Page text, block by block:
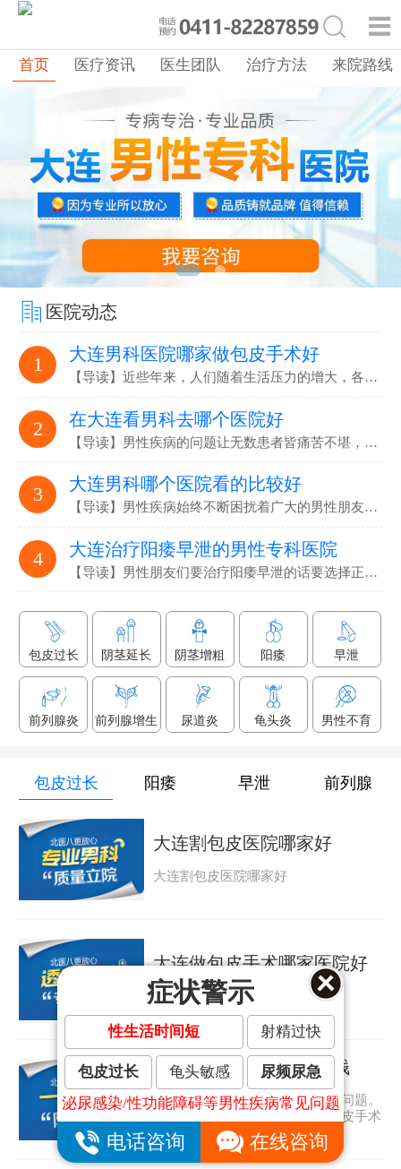
首页 医疗资讯 医生团队 治疗方法 来院路线
医院动态
1 大连男科医院哪家做包皮手术好
【导读】近些年来，人们随着生活压力的增大，各…
2 在大连看男科去哪个医院好
【导读】男性疾病的问题让无数患者皆痛苦不堪，要选…
3 大连男科哪个医院看的比较好
【导读】男性疾病始终不断困扰着广大的男性朋友们，解决男性疾病…
4 大连治疗阳痿早泄的男性专科医院
【导读】男性朋友们要治疗阳痿早泄的话要选择正规专业的男科医院…
包皮过长 阴茎延长 阴茎增粗 阳痿 早泄
前列腺炎 前列腺增生 尿道炎 龟头炎 男性不育
包皮过长 阳痿 早泄 前列腺
大连割包皮医院哪家好
大连割包皮医院哪家好
大连做包皮手术哪家医院好
大连做包皮手术哪家医院好
大连割包皮手术要多少钱
包皮过长是许多男人都会遇到的问题。
那包皮怎么会太长呢？大连割包皮手术
要多少钱？...
症状警示
性生活时间短 射精过快
包皮过长 龟头敏感
尿频尿急
泌尿感染/性功能障碍等男性疾病常见问题
电话咨询 在线咨询